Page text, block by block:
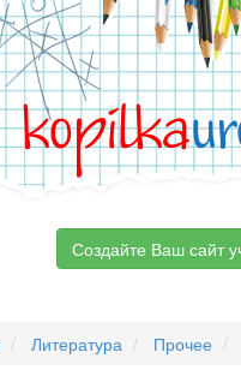
kopilka
Создайте Ваш сайт
Литература Прочее